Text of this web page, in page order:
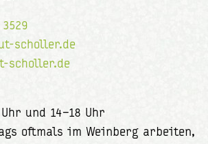
scholler.de
scholler.de
und 14–18 Uhr
oftmals im Weinberg arbeiten,